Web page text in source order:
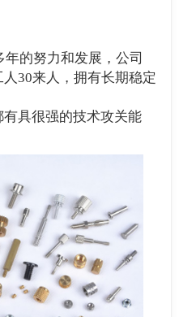
的努力和发展，公司
30来人，拥有长期稳定
具很强的技术攻关能